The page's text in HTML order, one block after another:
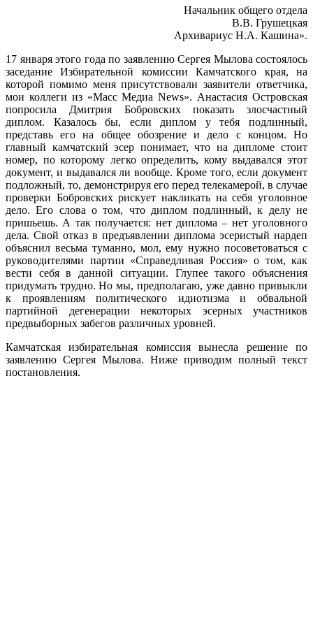
Начальник общего отдела
В.В. Грушецкая
Архивариус Н.А. Кашина».
17 января этого года по заявлению Сергея Мылова состоялось
заседание Избирательной комиссии Камчатского края, на
которой помимо меня присутствовали заявители ответчика,
мои коллеги из «Масс Медиа News». Анастасия Островская
попросила Дмитрия Бобровских показать злосчастный
диплом. Казалось бы, если диплом у тебя подлинный,
представь его на общее обозрение и дело с концом. Но
главный камчатский эсер понимает, что на дипломе стоит
номер, по которому легко определить, кому выдавался этот
документ, и выдавался ли вообще. Кроме того, если документ
подложный, то, демонстрируя его перед телекамерой, в случае
проверки Бобровских рискует накликать на себя уголовное
дело. Его слова о том, что диплом подлинный, к делу не
пришьешь. А так получается: нет диплома – нет уголовного
дела. Свой отказ в предъявлении диплома эсеристый нардеп
объяснил весьма туманно, мол, ему нужно посоветоваться с
руководителями партии «Справедливая Россия» о том, как
вести себя в данной ситуации. Глупее такого объяснения
придумать трудно. Но мы, предполагаю, уже давно привыкли
к проявлениям политического идиотизма и обвальной
партийной дегенерации некоторых эсерных участников
предвыборных забегов различных уровней.
Камчатская избирательная комиссия вынесла решение по
заявлению Сергея Мылова. Ниже приводим полный текст
постановления.